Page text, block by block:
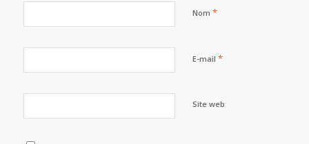
Nom *
E-mail *
Site web